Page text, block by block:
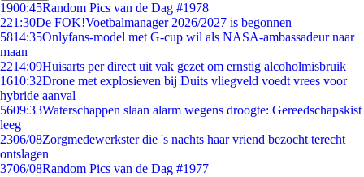
1900:45Random Pics van de Dag #1978
221:30De FOK!Voetbalmanager 2026/2027 is begonnen
5814:35Onlyfans-model met G-cup wil als NASA-ambassadeur naar
maan
2214:09Huisarts per direct uit vak gezet om ernstig alcoholmisbruik
1610:32Drone met explosieven bij Duits vliegveld voedt vrees voor
hybride aanval
5609:33Waterschappen slaan alarm wegens droogte: Gereedschapskist
leeg
2306/08Zorgmedewerkster die 's nachts haar vriend bezocht terecht
ontslagen
3706/08Random Pics van de Dag #1977